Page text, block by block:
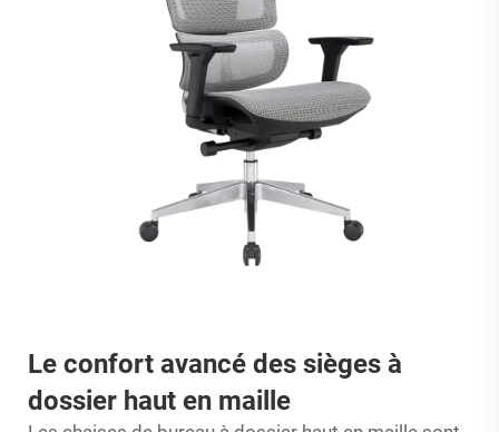
Le confort avancé des sièges à
dossier haut en maille